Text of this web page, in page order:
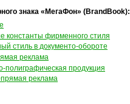
знака «МегаФон» (BrandBook):
константы фирменного стиля
стиль в документо-обороте
реклама
полиграфическая продукция
реклама